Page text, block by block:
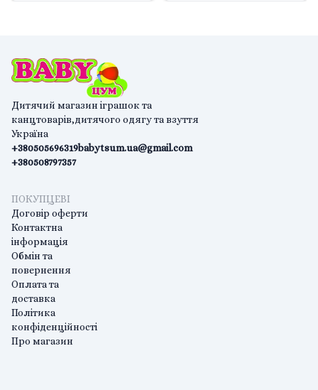
Дитячий магазин іграшок та
канцтоварів,дитячого одягу та взуття
Україна
+380505696319
+380508797357
babytsum.ua@gmail.com
ПОКУПЦЕВІ
Договір оферти
Контактна
інформація
Обмін та
повернення
Оплата та
доставка
Політика
конфіденційності
Про магазин